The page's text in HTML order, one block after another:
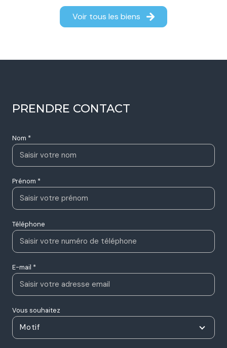
Voir tous les biens
PRENDRE CONTACT
Nom *
Prénom *
Téléphone
E-mail *
Vous souhaitez
Motif